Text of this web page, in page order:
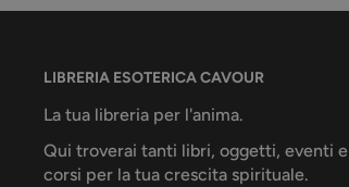
LIBRERIA ESOTERICA CAVOUR
La tua libreria per l'anima.
Qui troverai tanti libri, oggetti, eventi e
corsi per la tua crescita spirituale.